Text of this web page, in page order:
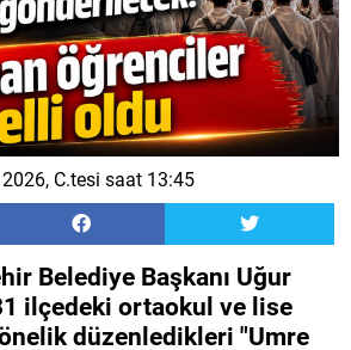
C.tesi saat 13:45
Belediye Başkanı Uğur
ilçedeki ortaokul ve lise
düzenledikleri "Umre